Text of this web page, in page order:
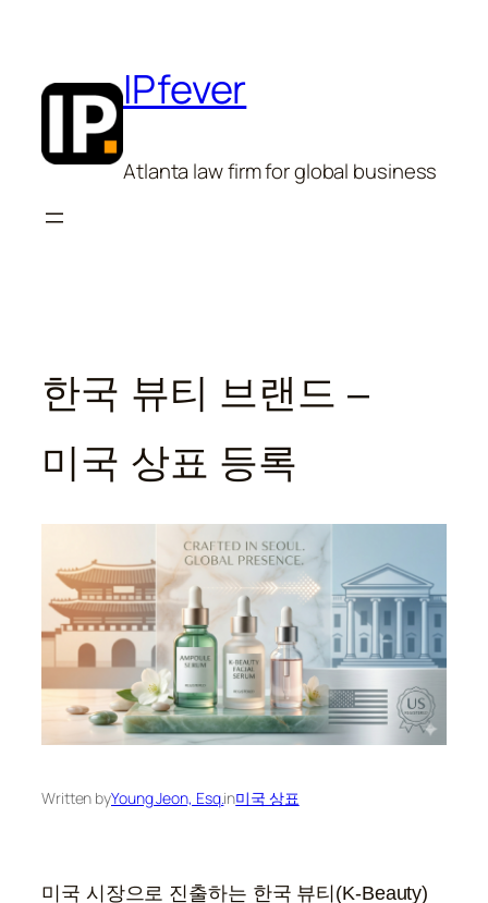
IPfever
Atlanta law firm for global business
한국 뷰티 브랜드 –
미국 상표 등록
Written byYoung Jeon, Esq.in미국 상표
미국 시장으로 진출하는 한국 뷰티(K-Beauty)